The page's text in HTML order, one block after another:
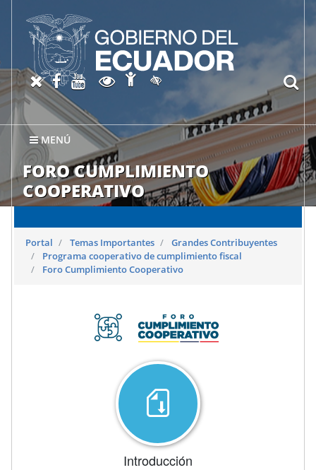
MENÚ
FORO CUMPLIMIENTO
COOPERATIVO
X oficial del SRI
Facebook oficial SRI
Canal del SRI en YouTube
Abrir página de
Abrir página de
Activar/quitar contraste
Portal Temas Importantes
Grandes Contribuyentes
Programa cooperativo de cumplimiento fiscal
Foro Cumplimiento Cooperativo
Introducción